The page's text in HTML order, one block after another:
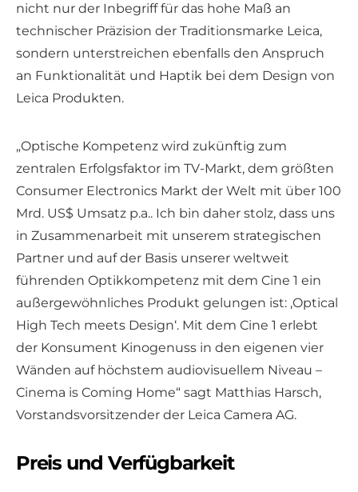
nicht nur der Inbegriff für das hohe Maß an
technischer Präzision der Traditionsmarke Leica,
sondern unterstreichen ebenfalls den Anspruch
an Funktionalität und Haptik bei dem Design von
Leica Produkten.
„Optische Kompetenz wird zukünftig zum
zentralen Erfolgsfaktor im TV-Markt, dem größten
Consumer Electronics Markt der Welt mit über 100
Mrd. US$ Umsatz p.a.. Ich bin daher stolz, dass uns
in Zusammenarbeit mit unserem strategischen
Partner und auf der Basis unserer weltweit
führenden Optikkompetenz mit dem Cine 1 ein
außergewöhnliches Produkt gelungen ist: ‚Optical
High Tech meets Design‘. Mit dem Cine 1 erlebt
der Konsument Kinogenuss in den eigenen vier
Wänden auf höchstem audiovisuellem Niveau –
Cinema is Coming Home“ sagt Matthias Harsch,
Vorstandsvorsitzender der Leica Camera AG.
Preis und Verfügbarkeit